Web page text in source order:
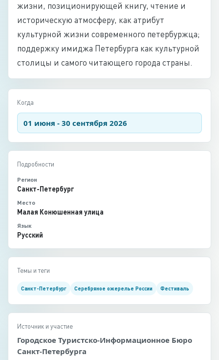
жизни, позиционирующей книгу, чтение и
историческую атмосферу, как атрибут
культурной жизни современного петербуржца;
поддержку имиджа Петербурга как культурной
столицы и самого читающего города страны.
Когда
01 июня - 30 сентября 2026
Подробности
Регион
Санкт-Петербург
Место
Малая Конюшенная улица
Язык
Русский
Темы и теги
Санкт-Петербург Серебряное ожерелье России Фестиваль
Источник и участие
Городское Туристско-Информационное Бюро
Санкт-Петербурга